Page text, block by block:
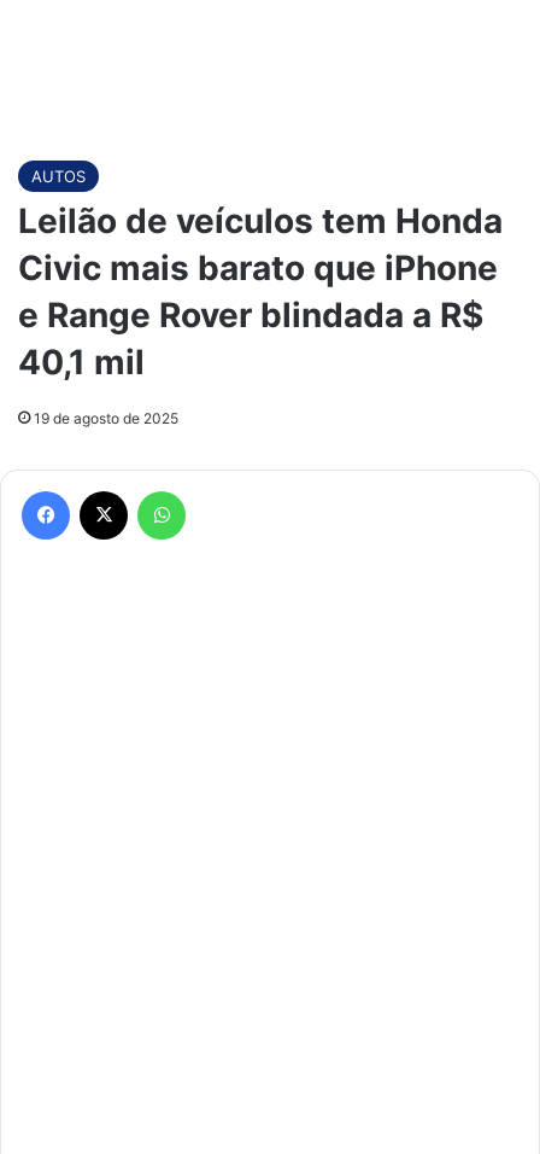
AUTOS
Leilão de veículos tem Honda
Civic mais barato que iPhone
e Range Rover blindada a R$
40,1 mil
19 de agosto de 2025
Facebook